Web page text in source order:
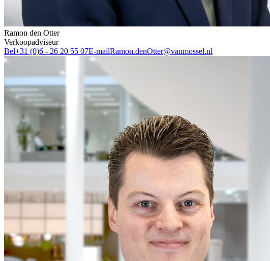
Ramon den Otter
Verkoopadviseur
Bel+31 (0)6 - 26 20 55 07E-mailRamon.denOtter@vanmossel.nl